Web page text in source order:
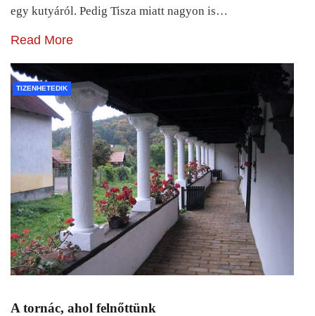
egy kutyáról. Pedig Tisza miatt nagyon is…
Read More
TIZENHETEDIK
A tornác, ahol felnőttünk